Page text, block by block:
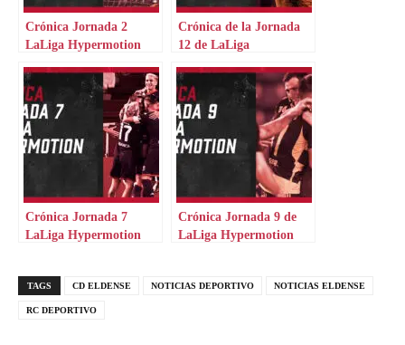
Crónica Jornada 2
LaLiga Hypermotion
Crónica de la Jornada
12 de LaLiga
Crónica Jornada 7
LaLiga Hypermotion
Crónica Jornada 9 de
LaLiga Hypermotion
TAGS CD ELDENSE NOTICIAS DEPORTIVO NOTICIAS ELDENSE
RC DEPORTIVO